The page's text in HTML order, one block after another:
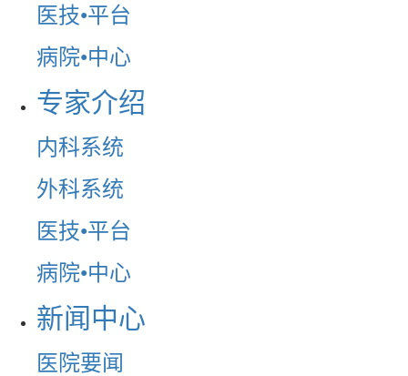
医技•平台
病院•中心
专家介绍
内科系统
外科系统
医技•平台
病院•中心
新闻中心
医院要闻